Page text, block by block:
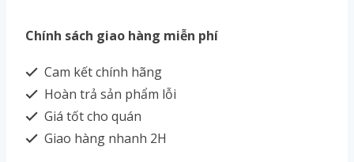
Chính sách giao hàng miễn phí
Cam kết chính hãng
Hoàn trả sản phẩm lỗi
Giá tốt cho quán
Giao hàng nhanh 2H